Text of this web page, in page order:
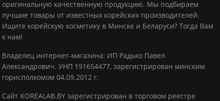
оригинальную качественную продукцию. Мы подбираем
лучшие товары от известных корейских производителей.
Ищите корейскую косметику в Минске и Беларуси? Тогда Вам
к нам!
Владелец интернет-магазина: ИП Радько Павел
Александрович. УНП 191654477, зарегистрирован минским
горисполкомом 04.09.2012 г.
Сайт KOREALAB.BY зарегистрирован в торговом реестре